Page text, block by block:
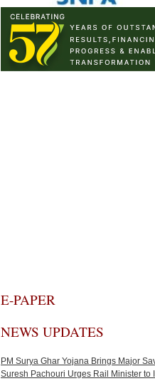
E-PAPER
NEWS UPDATES
PM Surya Ghar Yojana Brings Major
Suresh Pachouri Urges Rail Minister